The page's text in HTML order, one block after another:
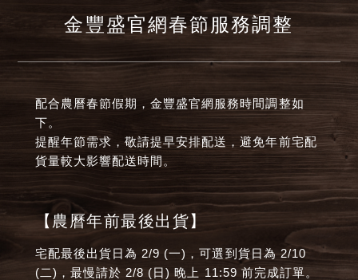
金豐盛官網春節服務調整
配合農曆春節假期，金豐盛官網服務時間調整如
下。
提醒年節需求，敬請提早安排配送，避免年前宅配
貨量較大影響配送時間。
【農曆年前最後出貨】
宅配最後出貨日為 2/9 (一)，可選到貨日為 2/10
(二)，最慢請於 2/8 (日) 晚上 11:59 前完成訂單。